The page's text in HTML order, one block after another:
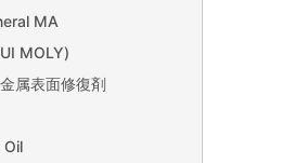
MA
MOLY)
属表面修復剤
Oil